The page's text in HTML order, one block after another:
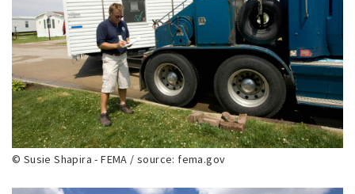
© Susie Shapira - FEMA / source: fema.gov